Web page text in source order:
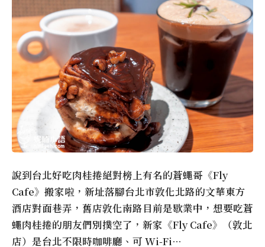
說到台北好吃肉桂捲絕對榜上有名的蒼蠅哥《Fly
Cafe》搬家啦，新址落腳台北市敦化北路的文華東方
酒店對面巷弄，舊店敦化南路目前是歇業中，想要吃蒼
蠅肉桂捲的朋友們別撲空了，新家《Fly Cafe》（敦北
店）是台北不限時咖啡廳、可 Wi-Fi…